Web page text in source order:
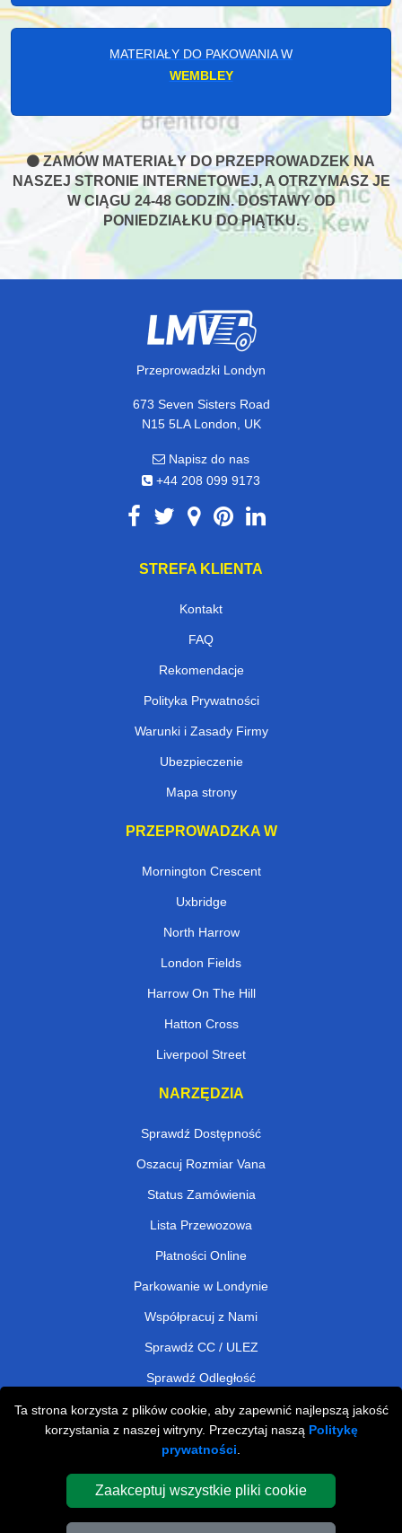
Ta strona korzysta z plików cookie, aby zapewnić najlepszą jakość
korzystania z naszej witryny. Przeczytaj naszą Politykę
prywatności
Zaakceptuj wszystkie pliki cookie
MATERIAŁY DO PAKOWANIA W
WEMBLEY
ZAMÓW MATERIAŁY DO PRZEPROWADZEK NA
NASZEJ STRONIE INTERNETOWEJ, A OTRZYMASZ JE
W CIĄGU 24-48 GODZIN. DOSTAWY OD
PONIEDZIAŁKU DO PIĄTKU.
Przeprowadzki Londyn
673 Seven Sisters Road
N15 5LA London, UK
Napisz do nas
+44 208 099 9173
STREFA KLIENTA
Kontakt
FAQ
Rekomendacje
Polityka Prywatności
Warunki i Zasady Firmy
Ubezpieczenie
Mapa strony
PRZEPROWADZKA W
Mornington Crescent
Uxbridge
North Harrow
London Fields
Harrow On The Hill
Hatton Cross
Liverpool Street
NARZĘDZIA
Sprawdź Dostępność
Oszacuj Rozmiar Vana
Status Zamówienia
Lista Przewozowa
Płatności Online
Parkowanie w Londynie
Współpracuj z Nami
Sprawdź CC / ULEZ
Sprawdź Odległość
Man and Van Removals